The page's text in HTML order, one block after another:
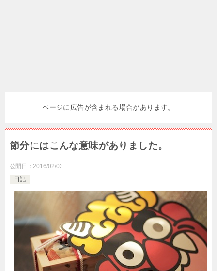
ページに広告が含まれる場合があります。
節分にはこんな意味がありました。
公開日： 2016/02/03
日記